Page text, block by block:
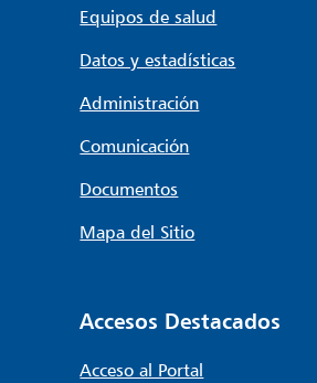
Equipos de salud
Datos y estadísticas
Administración
Comunicación
Documentos
Mapa del Sitio
Accesos Destacados
Acceso al Portal